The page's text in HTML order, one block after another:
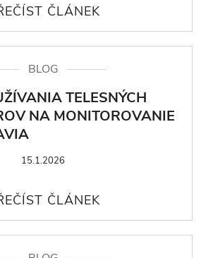
BLOG
TELESNÝCH
NA MONITOROVANIE
15.1.2026